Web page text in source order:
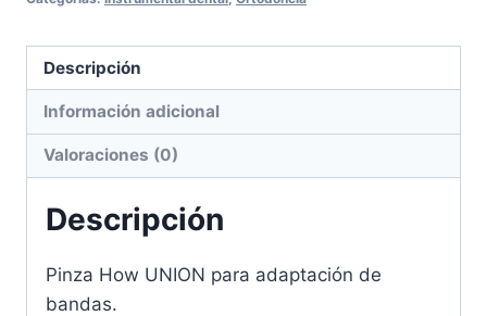
Descripción
Información adicional
Valoraciones (0)
Descripción
Pinza How UNION para adaptación de
bandas.